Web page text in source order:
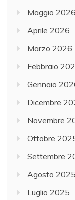
Maggio 2026
Aprile 2026
Marzo 2026
Febbraio
Gennaio
Dicembre
Novembre
Ottobre
Settembre
Agosto 2025
Luglio 2025